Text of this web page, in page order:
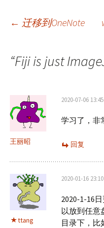
文
章
航
← 迁移到OneNote
“Fiji is just
王丽昭
2020-07-06 13:45
学习了，非
回复
ttang
2020-01-16 23:10
2020-1-16
以放到任意
目录下，比